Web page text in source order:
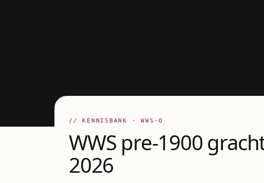
// KENNISBANK · WWS-O
WWS pre-1900
2026